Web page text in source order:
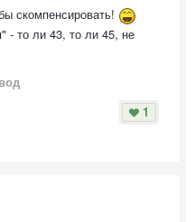
скомпенсировать!
- то ли 43, то ли 45, не
1